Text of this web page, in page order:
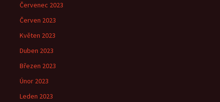
Červenec 2023
Červen 2023
Květen 2023
Duben 2023
Březen 2023
Únor 2023
Leden 2023